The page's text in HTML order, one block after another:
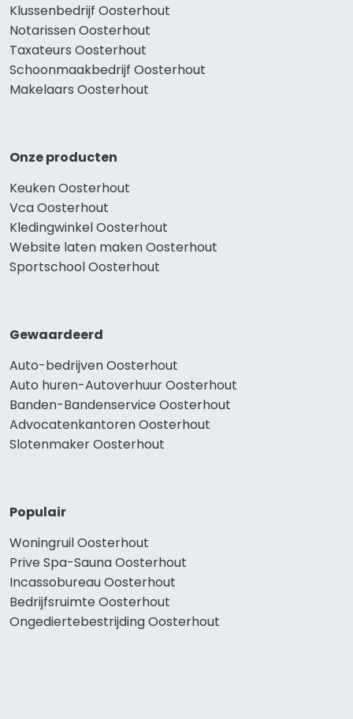
Klussenbedrijf Oosterhout
Notarissen Oosterhout
Taxateurs Oosterhout
Schoonmaakbedrijf Oosterhout
Makelaars Oosterhout
Onze producten
Keuken Oosterhout
Vca Oosterhout
Kledingwinkel Oosterhout
Website laten maken Oosterhout
Sportschool Oosterhout
Gewaardeerd
Auto-bedrijven Oosterhout
Auto huren-Autoverhuur Oosterhout
Banden-Bandenservice Oosterhout
Advocatenkantoren Oosterhout
Slotenmaker Oosterhout
Populair
Woningruil Oosterhout
Prive Spa-Sauna Oosterhout
Incassobureau Oosterhout
Bedrijfsruimte Oosterhout
Ongediertebestrijding Oosterhout